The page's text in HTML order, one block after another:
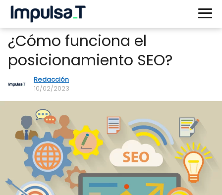
¿Cómo funciona el
posicionamiento SEO?
Redacción
10/02/2023